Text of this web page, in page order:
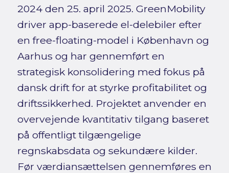
2024 den 25. april 2025. GreenMobility
driver app-baserede el-delebiler efter
en free-floating-model i København og
Aarhus og har gennemført en
strategisk konsolidering med fokus på
dansk drift for at styrke profitabilitet og
driftssikkerhed. Projektet anvender en
overvejende kvantitativ tilgang baseret
på offentligt tilgængelige
regnskabsdata og sekundære kilder.
Før værdiansættelsen gennemføres en